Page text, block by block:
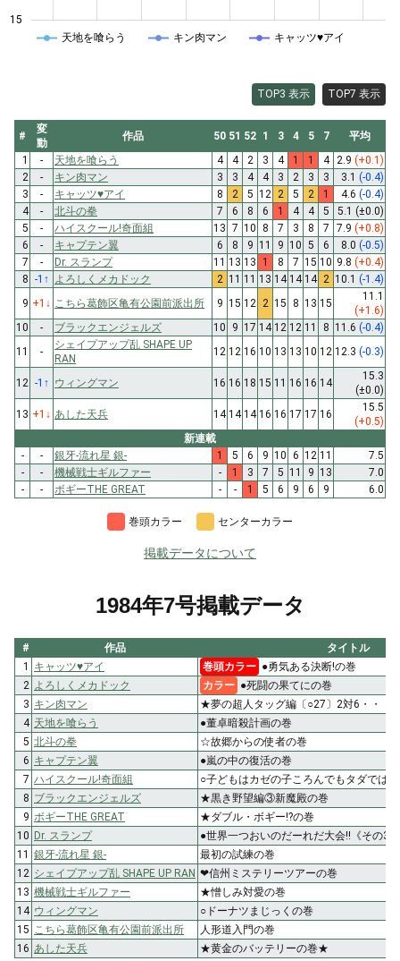
15
天地を喰らう キン肉マン キャッツ♥アイ
TOP3 表示 TOP7 表示
#
変
動
作品 50 51 52 1 3 4 5 7
平均
1
- 天地を喰らう 4 4 2 3 4 1 1 4 2.9 (+0.1)
2
- キン肉マン 3 3 4 4 3 2 3 3 3.1 (-0.4)
3
- キャッツ♥アイ 8 2 5 12 2 5 2 1 4.6 (-0.4)
4
- 北斗の拳 7 6 8 6 1 4 4 5 5.1 (±0.0)
5
- ハイスクール!奇面組 13 7 10 8 7 3 8 7 7.9 (+0.8)
6
- キャプテン翼 6 8 9 11 9 10 5 6 8.0 (-0.5)
7
- Dr. スランプ 11 13 13 1 8 7 15 10 9.8 (+0.4)
8 -1 ↑ よろしくメカドック 2 11 11 13 14 14 14 2 10.1 (-1.4)
9 +1 ↓ こちら葛飾区亀有公園前派出所 9 15 12 2 15 8 13 15
11.1
(+1.6)
10
- ブラックエンジェルズ 10 9 17 14 12 12 11 8 11.6 (-0.4)
11
-
シェイプアップ乱 SHAPE UP
RAN
12 12 16 10 13 13 10 12 12.3 (-0.3)
12 -1 ↑ ウィングマン 16 16 18 15 11 16 16 14
15.3
(±0.0)
13 +1 ↓ あした天兵 14 14 14 16 16 17 17 16
15.5
(+0.5)
新連載
-
- 銀牙-流れ星 銀- 1 5 6 9 10 6 12 11
7.5
-
- 機械戦士ギルファー - 1 3 7 5 11 9 13
7.0
-
- ボギーTHE GREAT - - 1 5 6 9 6 9 6.0
巻頭カラー センターカラー
掲載データについて
1984年7号掲載データ
# 作品
タイトル
1
キャッツ♥アイ 巻頭カラー ●勇気ある決断!の巻
2 よろしくメカドック カラー ●死闘の果てにの巻
3 キン肉マン
★夢の超人タッグ編〔○27〕2対6・・・!!
4 天地を喰らう
●董卓暗殺計画の巻
5 北斗の拳
☆故郷からの使者の巻
6 キャプテン翼
●嵐の中の復活の巻
7 ハイスクール!奇面組
○子どもはカゼの子ころんでもタダでは
8 ブラックエンジェルズ
★黒き野望編③新魔殿の巻
9 ボギーTHE GREAT
★ダブル・ボギー!?の巻
10 Dr. スランプ
●世界一つおいのだーれだ大会!!《その3
11 銀牙-流れ星 銀-
最初の試練の巻
12 シェイプアップ乱 SHAPE UP RAN ❤信州ミステリーツアーの巻
13 機械戦士ギルファー
★憎しみ対愛の巻
14 ウィングマン
○ドーナツまじっくの巻
15
こちら葛飾区亀有公園前派出所
人形道入門の巻
16 あした天兵 ★黄金のバッテリーの巻★